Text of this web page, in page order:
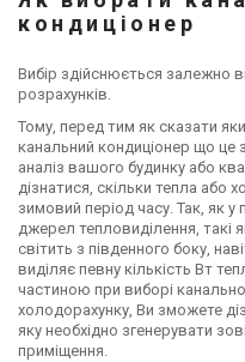
кондиціонер
Вибір здійснюється залежно
розрахунків.
Тому, перед тим як сказати
канальний кондиціонер що це
аналіз вашого будинку або
дізнатися, скільки тепла або
зимовий період часу. Так, як у
джерел тепловиділення, такі
світить з південного боку,
виділяє певну кількість Вт
частиною при виборі
холодорахунку, Ви зможете
яку необхідно згенерувати
приміщення.